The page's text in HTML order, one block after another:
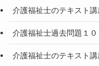
介護福祉士のテキスト講
介護福祉士過去問題１０
介護福祉士のテキスト講